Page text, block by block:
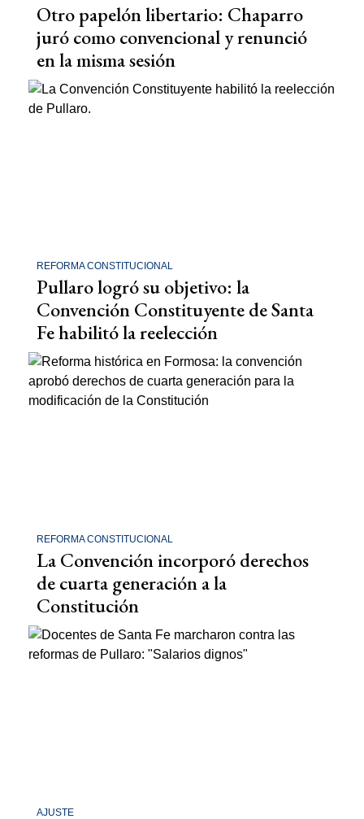
Otro papelón libertario: Chaparro
juró como convencional y renunció
en la misma sesión
REFORMA CONSTITUCIONAL
Pullaro logró su objetivo: la
Convención Constituyente de Santa
Fe habilitó la reelección
REFORMA CONSTITUCIONAL
La Convención incorporó derechos
de cuarta generación a la
Constitución
AJUSTE